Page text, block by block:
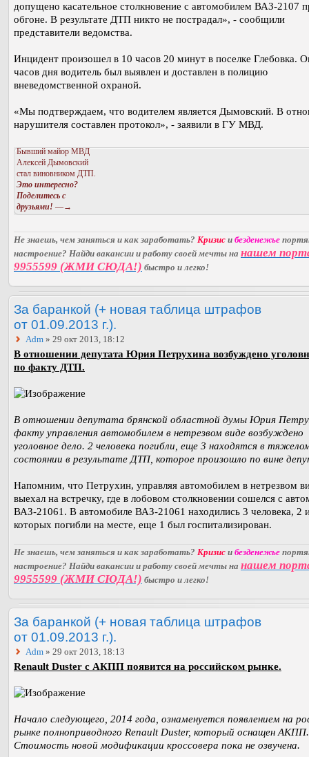
допущено касательное столкновение с автомобилем ВАЗ-2107
обгоне. В результате ДТП никто не пострадал», - сообщили
представители ведомства.
Инцидент произошел в 10 часов 20 минут в поселке Глебовка.
часов дня водитель был выявлен и доставлен в полицию
вневедомственной охраной.
«Мы подтверждаем, что водителем является Дымовский. В
нарушителя составлен протокол», - заявили в ГУ МВД.
Бывший майор МВД
Алексей Дымовский
стал виновником ДТП.
Это интересно?
Поделитесь с
друзьями! —→
Не знаешь, чем заняться и как заработать? Кризис и безденежье
настроение? Найди вакансии и работу своей мечты на нашем
9955599 (ЖМИ СЮДА!) быстро и легко!
За баранкой (+ новая таблица штрафов
от 01.09.2013 г.).
Adm » 29 окт 2013, 18:12
В отношении депутата Юрия Петрухина возбуждено
по факту ДТП.
В отношении депутата брянской областной думы Юрия
факту управления автомобилем в нетрезвом виде возбуждено
уголовное дело. 2 человека погибли, еще 3 находятся в
состоянии в результате ДТП, которое произошло по вине
Напомним, что Петрухин, управляя автомобилем в нетрезвом
выехал на встречку, где в лобовом столкновении сошелся с
ВАЗ-21061. В автомобиле ВАЗ-21061 находились 3 человека, 2
которых погибли на месте, еще 1 был госпитализирован.
Не знаешь, чем заняться и как заработать? Кризис и безденежье
настроение? Найди вакансии и работу своей мечты на нашем
9955599 (ЖМИ СЮДА!) быстро и легко!
За баранкой (+ новая таблица штрафов
от 01.09.2013 г.).
Adm » 29 окт 2013, 18:13
Renault Duster с АКПП появится на российском рынке.
Начало следующего, 2014 года, ознаменуется появлением на
рынке полноприводного Renault Duster, который оснащен АКПП.
Стоимость новой модификации кроссовера пока не озвучена.